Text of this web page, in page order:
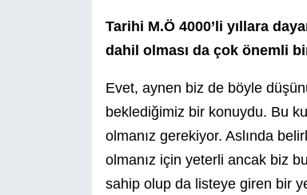
Tarihi M.Ö 4000’li yıllara
dahil olması da çok önemli
Evet, aynen biz de böyle
beklediğimiz bir konuydu. Bu
olmanız gerekiyor. Aslında
olmanız için yeterli ancak biz
sahip olup da listeye giren bir